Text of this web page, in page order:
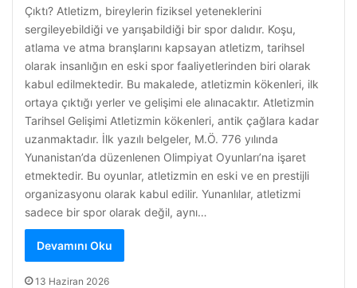
Çıktı? Atletizm, bireylerin fiziksel yeteneklerini
sergileyebildiği ve yarışabildiği bir spor dalıdır. Koşu,
atlama ve atma branşlarını kapsayan atletizm, tarihsel
olarak insanlığın en eski spor faaliyetlerinden biri olarak
kabul edilmektedir. Bu makalede, atletizmin kökenleri, ilk
ortaya çıktığı yerler ve gelişimi ele alınacaktır. Atletizmin
Tarihsel Gelişimi Atletizmin kökenleri, antik çağlara kadar
uzanmaktadır. İlk yazılı belgeler, M.Ö. 776 yılında
Yunanistan’da düzenlenen Olimpiyat Oyunları’na işaret
etmektedir. Bu oyunlar, atletizmin en eski ve en prestijli
organizasyonu olarak kabul edilir. Yunanlılar, atletizmi
sadece bir spor olarak değil, aynı…
Devamını Oku
13 Haziran 2026